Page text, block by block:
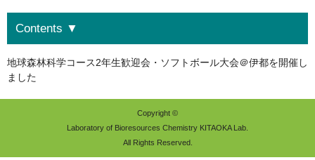
地球森林科学コース2年生歓迎会・ソフトボール大会＠伊都を開催し
ました
Contents ▼
Copyright ©
Laboratory of Bioresources Chemistry KITAOKA Lab.
All Rights Reserved.